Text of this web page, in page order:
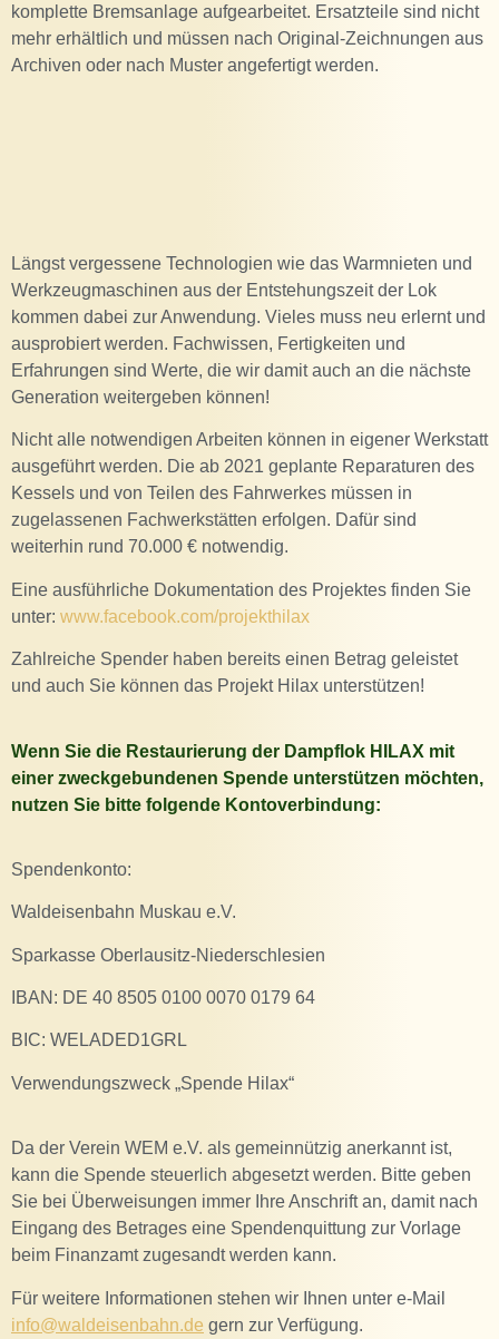
komplette Bremsanlage aufgearbeitet. Ersatzteile sind nicht
mehr erhältlich und müssen nach Original-Zeichnungen aus
Archiven oder nach Muster angefertigt werden.
Längst vergessene Technologien wie das Warmnieten und
Werkzeugmaschinen aus der Entstehungszeit der Lok
kommen dabei zur Anwendung. Vieles muss neu erlernt und
ausprobiert werden. Fachwissen, Fertigkeiten und
Erfahrungen sind Werte, die wir damit auch an die nächste
Generation weitergeben können!
Nicht alle notwendigen Arbeiten können in eigener Werkstatt
ausgeführt werden. Die ab 2021 geplante Reparaturen des
Kessels und von Teilen des Fahrwerkes müssen in
zugelassenen Fachwerkstätten erfolgen. Dafür sind
weiterhin rund 70.000 € notwendig.
Eine ausführliche Dokumentation des Projektes finden Sie
unter: www.facebook.com/projekthilax
Zahlreiche Spender haben bereits einen Betrag geleistet
und auch Sie können das Projekt Hilax unterstützen!
Wenn Sie die Restaurierung der Dampflok HILAX mit
einer zweckgebundenen Spende unterstützen möchten,
nutzen Sie bitte folgende Kontoverbindung:
Spendenkonto:
Waldeisenbahn Muskau e.V.
Sparkasse Oberlausitz-Niederschlesien
IBAN: DE 40 8505 0100 0070 0179 64
BIC: WELADED1GRL
Verwendungszweck „Spende Hilax“
Da der Verein WEM e.V. als gemeinnützig anerkannt ist,
kann die Spende steuerlich abgesetzt werden. Bitte geben
Sie bei Überweisungen immer Ihre Anschrift an, damit nach
Eingang des Betrages eine Spendenquittung zur Vorlage
beim Finanzamt zugesandt werden kann.
Für weitere Informationen stehen wir Ihnen unter e-Mail
info@waldeisenbahn.de gern zur Verfügung.